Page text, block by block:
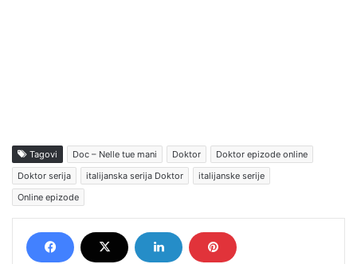
Tagovi Doc – Nelle tue mani Doktor
Doktor epizode online
Doktor serija
italijanska serija Doktor
italijanske serije
Online epizode